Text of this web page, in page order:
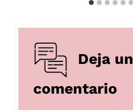
Deja un
comentario